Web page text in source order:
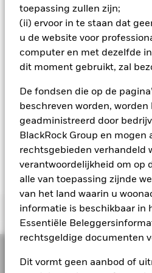
toepassing zullen zijn;
(ii) ervoor in te staan dat
u de website voor
computer en met dezelfde
dit moment gebruikt, zal
De fondsen die op de
beschreven worden, worden
geadministreerd door
BlackRock Group en mogen
rechtsgebieden verhandeld
verantwoordelijkheid om op
alle van toepassing zijnde
van het land waarin u
informatie is beschikbaar in
Essentiële
rechtsgeldige documenten
Dit vormt geen aanbod of
De prestaties worden
inventariswaarde (NIW), waarbij
van toepassing, worden
belegging kan stijgen of dalen als
andere valuta dan die gebruikt in
prestaties in het verleden. Bron:
rekeningen kunnen
specifieke criteria die door de
definitie van de Baseline Screens en
duurzame gescreende fondsen wordt
Sustainable Product Council (SPC).
gegevensleverancier voor deze
andere aangepaste
Voor meer informatie over SFDR-
fondsen/subfondsen raadpleegt u
subfondsspecifieke hoofdstuk(en)
en -beleid en benchmarkinformatie
beschikbaar is op de website.
Important
zijn opgenomen, kunnen er
situaties zijn waardoor het fonds of
gekwalificeerde cliënten en